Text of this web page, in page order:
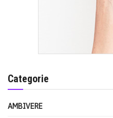
Categorie
AMBIVERE